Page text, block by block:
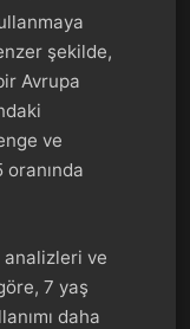
şekilde,
Avrupa
ve
analizleri ve
7 yaş
daha